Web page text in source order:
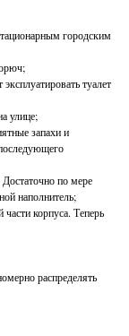
городским
туалет
улице;
запахи и
по мере
наполнитель;
корпуса. Теперь
распределять